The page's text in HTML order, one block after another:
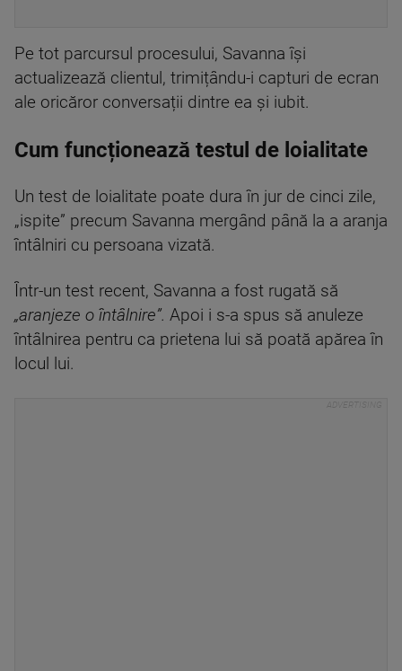
Pe tot parcursul procesului, Savanna își
actualizează clientul, trimițându-i capturi de ecran
ale oricăror conversații dintre ea și iubit.
Cum funcționează testul de loialitate
Un test de loialitate poate dura în jur de cinci zile,
„ispite” precum Savanna mergând până la a aranja
întâlniri cu persoana vizată.
Într-un test recent, Savanna a fost rugată să
„aranjeze o întâlnire”. Apoi i s-a spus să anuleze
întâlnirea pentru ca prietena lui să poată apărea în
locul lui.